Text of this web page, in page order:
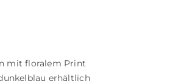
mit floralem Print
erhältlich